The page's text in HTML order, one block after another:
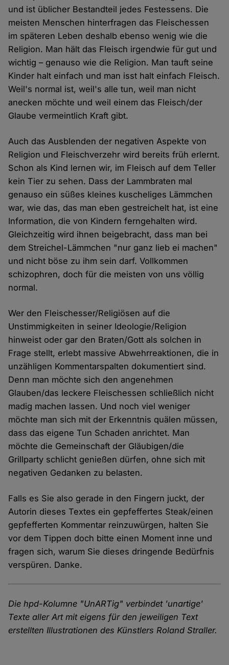
und ist üblicher Bestandteil jedes Festessens. Die
meisten Menschen hinterfragen das Fleischessen
im späteren Leben deshalb ebenso wenig wie die
Religion. Man hält das Fleisch irgendwie für gut und
wichtig – genauso wie die Religion. Man tauft seine
Kinder halt einfach und man isst halt einfach Fleisch.
Weil's normal ist, weil's alle tun, weil man nicht
anecken möchte und weil einem das Fleisch/der
Glaube vermeintlich Kraft gibt.
Auch das Ausblenden der negativen Aspekte von
Religion und Fleischverzehr wird bereits früh erlernt.
Schon als Kind lernen wir, im Fleisch auf dem Teller
kein Tier zu sehen. Dass der Lammbraten mal
genauso ein süßes kleines kuscheliges Lämmchen
war, wie das, das man eben gestreichelt hat, ist eine
Information, die von Kindern ferngehalten wird.
Gleichzeitig wird ihnen beigebracht, dass man bei
dem Streichel-Lämmchen "nur ganz lieb ei machen"
und nicht böse zu ihm sein darf. Vollkommen
schizophren, doch für die meisten von uns völlig
normal.
Wer den Fleischesser/Religiösen auf die
Unstimmigkeiten in seiner Ideologie/Religion
hinweist oder gar den Braten/Gott als solchen in
Frage stellt, erlebt massive Abwehrreaktionen, die in
unzähligen Kommentarspalten dokumentiert sind.
Denn man möchte sich den angenehmen
Glauben/das leckere Fleischessen schließlich nicht
madig machen lassen. Und noch viel weniger
möchte man sich mit der Erkenntnis quälen müssen,
dass das eigene Tun Schaden anrichtet. Man
möchte die Gemeinschaft der Gläubigen/die
Grillparty schlicht genießen dürfen, ohne sich mit
negativen Gedanken zu belasten.
Falls es Sie also gerade in den Fingern juckt, der
Autorin dieses Textes ein gepfeffertes Steak/einen
gepfefferten Kommentar reinzuwürgen, halten Sie
vor dem Tippen doch bitte einen Moment inne und
fragen sich, warum Sie dieses dringende Bedürfnis
verspüren. Danke.
Die hpd-Kolumne "UnARTig" verbindet 'unartige'
Texte aller Art mit eigens für den jeweiligen Text
erstellten Illustrationen des Künstlers Roland Straller.